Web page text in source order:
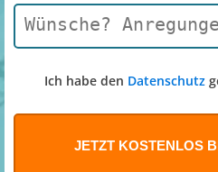
Ich habe den Datenschutz